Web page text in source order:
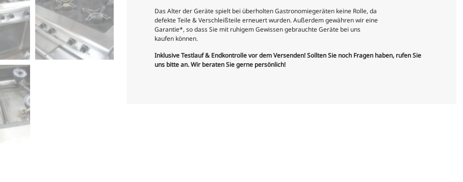
Das Alter der Geräte spielt bei überholten Gastronomiegeräten keine Rolle, da
defekte Teile & Verschleißteile erneuert wurden. Außerdem gewähren wir eine
Garantie*, so dass Sie mit ruhigem Gewissen gebrauchte Geräte bei uns
kaufen können.
Inklusive Testlauf & Endkontrolle vor dem Versenden! Sollten Sie noch Fragen haben, rufen Sie
uns bitte an. Wir beraten Sie gerne persönlich!